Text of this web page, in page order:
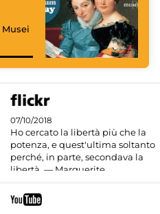
07/10/2018
Ho cercato la libertà più che la
potenza, e quest'ultima soltanto
perché, in parte, secondava la
libertà. — Marguerite